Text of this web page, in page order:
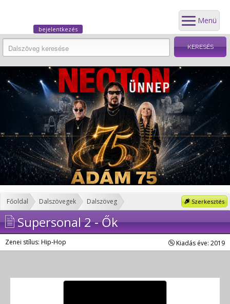
Menü
bejelentkezés
Szerkesztés
Főoldal Dalszövegek Dalszöveg
Supersonal 2 - Ők
Zenei stílus: Hip-Hop Kiadás éve: 2019